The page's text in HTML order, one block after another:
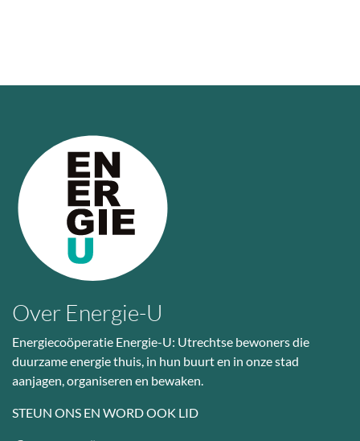
Over Energie-U
Energiecoöperatie Energie-U: Utrechtse bewoners die
duurzame energie thuis, in hun buurt en in onze stad
aanjagen, organiseren en bewaken.
STEUN ONS EN WORD OOK LID